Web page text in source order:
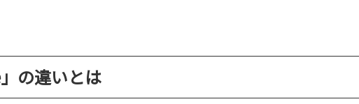
の違いとは